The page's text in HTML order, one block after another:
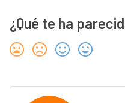
¿Qué te ha